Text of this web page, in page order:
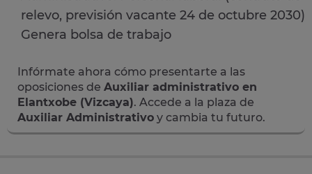
relevo, previsión vacante 24 de octubre 2030)
Genera bolsa de trabajo
Infórmate ahora cómo presentarte a las
oposiciones de Auxiliar administrativo en
Elantxobe (Vizcaya). Accede a la plaza de
Auxiliar Administrativo y cambia tu futuro.